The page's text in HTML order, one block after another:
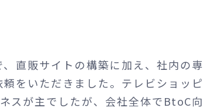
直販サイトの構築に加え、社内の専
をいただきました。テレビショッピ
スが主でしたが、会社全体でBtoC向